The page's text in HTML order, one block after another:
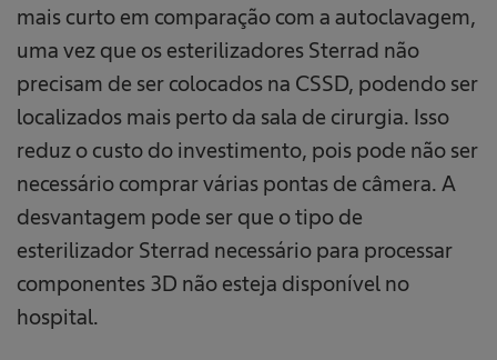
mais curto em comparação com a autoclavagem,
uma vez que os esterilizadores Sterrad não
precisam de ser colocados na CSSD, podendo ser
localizados mais perto da sala de cirurgia. Isso
reduz o custo do investimento, pois pode não ser
necessário comprar várias pontas de câmera. A
desvantagem pode ser que o tipo de
esterilizador Sterrad necessário para processar
componentes 3D não esteja disponível no
hospital.